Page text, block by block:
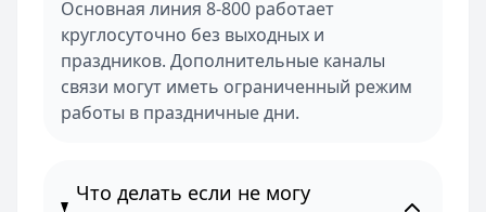
Основная линия 8-800 работает
круглосуточно без выходных и
праздников. Дополнительные каналы
связи могут иметь ограниченный режим
работы в праздничные дни.
Что делать если не могу